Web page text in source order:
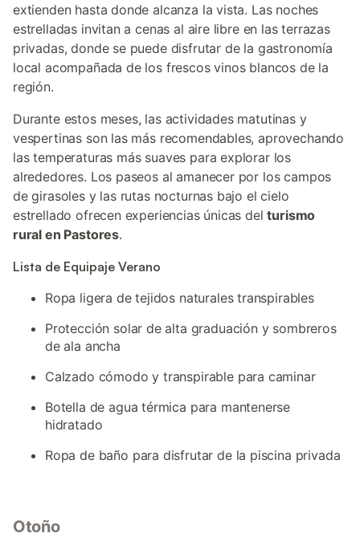
extienden hasta donde alcanza la vista. Las noches
estrelladas invitan a cenas al aire libre en las terrazas
privadas, donde se puede disfrutar de la gastronomía
local acompañada de los frescos vinos blancos de la
región.
Durante estos meses, las actividades matutinas y
vespertinas son las más recomendables, aprovechando
las temperaturas más suaves para explorar los
alrededores. Los paseos al amanecer por los campos
de girasoles y las rutas nocturnas bajo el cielo
estrellado ofrecen experiencias únicas delturismo
rural en Pastores.
Lista de Equipaje Verano
Ropa ligera de tejidos naturales transpirables
Protección solar de alta graduación y sombreros
de ala ancha
Calzado cómodo y transpirable para caminar
Botella de agua térmica para mantenerse
hidratado
Ropa de baño para disfrutar de la piscina privada
Otoño